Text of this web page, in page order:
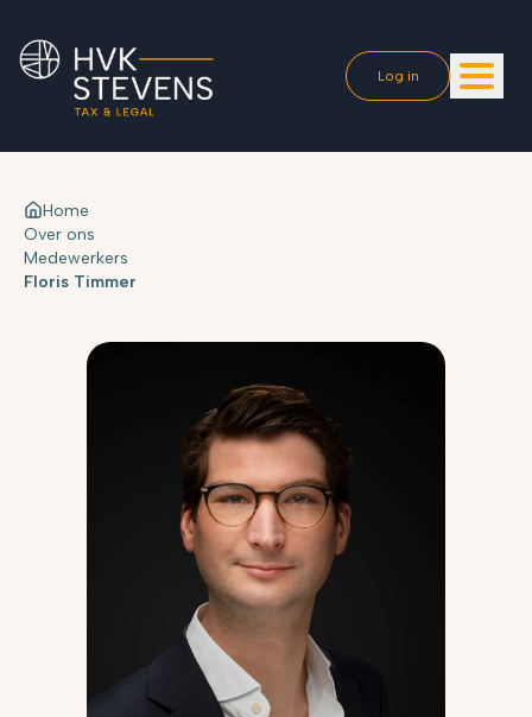
Log in
Home
Over ons
Medewerkers
Floris Timmer